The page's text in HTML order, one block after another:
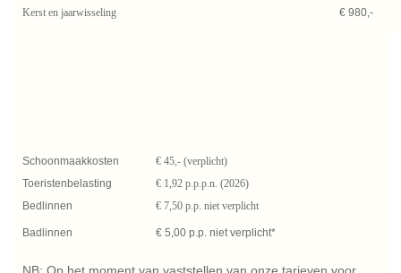
Kerst en jaarwisseling € 980,-
Schoonmaakkosten
€ 45,- (verplicht)
Toeristenbelasting
€ 1,92 p.p.p.n. (2026)
Bedlinnen
Badlinnen
€ 7,50 p.p. niet verplicht
€ 5,00 p.p. niet verplicht*
NB: Op het moment van vaststellen van onze tarieven voor